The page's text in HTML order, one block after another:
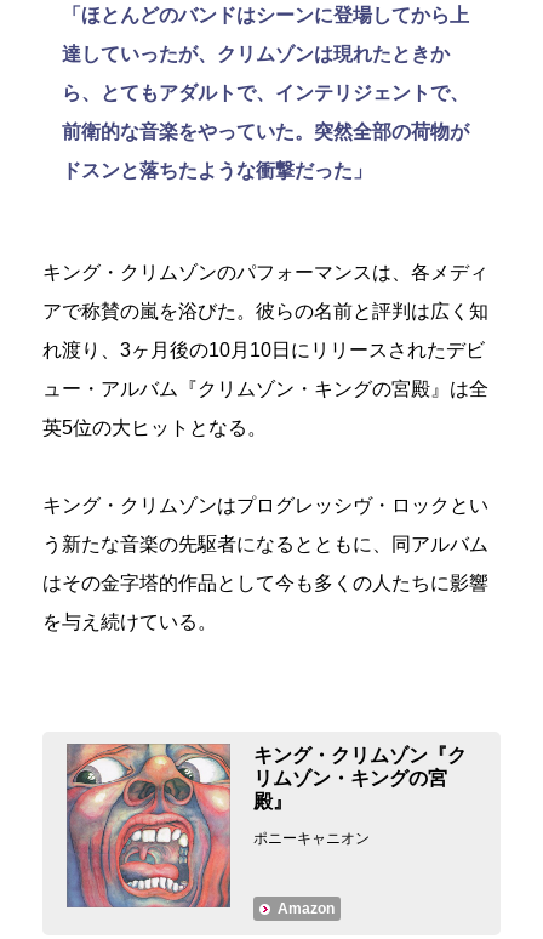
「ほとんどのバンドはシーンに登場してから上
達していったが、クリムゾンは現れたときか
ら、とてもアダルトで、インテリジェントで、
前衛的な音楽をやっていた。突然全部の荷物が
ドスンと落ちたような衝撃だった」
キング・クリムゾンのパフォーマンスは、各メディ
アで称賛の嵐を浴びた。彼らの名前と評判は広く知
れ渡り、3ヶ月後の10月10日にリリースされたデビ
ュー・アルバム『クリムゾン・キングの宮殿』は全
英5位の大ヒットとなる。
キング・クリムゾンはプログレッシヴ・ロックとい
う新たな音楽の先駆者になるとともに、同アルバム
はその金字塔的作品として今も多くの人たちに影響
を与え続けている。
キング・クリムゾン『ク
リムゾン・キングの宮
殿』
ポニーキャニオン
Amazon